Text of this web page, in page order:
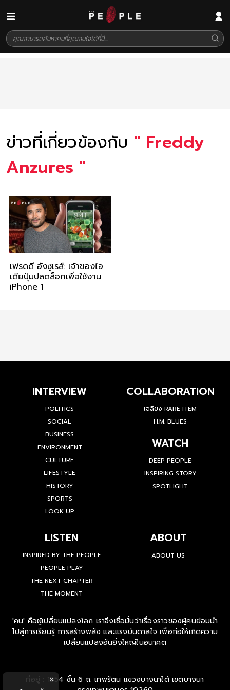
ข่าวที่เกี่ยวข้องกับ " Freddy
Anzures "
เฟรดดี อังซูเรส์: เจ้าของไอ
เดียปุ่มปลดล็อกเพื่อใช้งาน
iPhone 1
INTERVIEW
POLITICS
SOCIAL
BUSINESS
ENVIRONMENT
CULTURE
LIFESTYLE
HISTORY
SPORTS
LOOK UP
COLLABORATION
เฉลียง RARE ITEM
H.M. BLUES
WATCH
DEEP PEOPLE
INSPIRING STORY
SPOTLIGHT
LISTEN
INSPIRED BY THE PEOPLE
PEOPLE PLAY
THE NEXT CHAPTER
THE MOMENT
ABOUT
ABOUT US
'คน' คือผู้เปลี่ยนแปลงโลก เราจึงเชื่อมั่นว่าเรื่องราวของผู้คนย่อมนำ
ไปสู่การเรียนรู้ การสร้างพลัง และแรงบันดาลใจ เพื่อก่อให้เกิดความ
เปลี่ยนแปลงอันยิ่งใหญ่ในอนาคต
ที่อยู่ : 1854 ชั้น 6 ถ. เทพรัตน แขวงบางนาใต้ เขตบางนา
×